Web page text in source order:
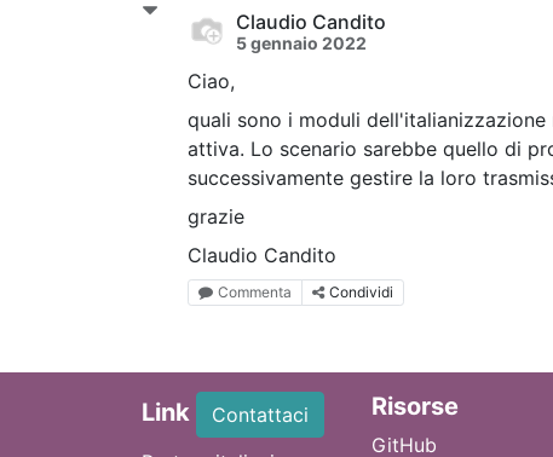
Claudio Candito
5 gennaio 2022
Ciao,
quali sono i moduli
attiva. Lo scenario sarebbe quello di
successivamente gestire la loro
grazie
Claudio Candito
Commenta Condividi
Link
Contattaci
Risorse
GitHub